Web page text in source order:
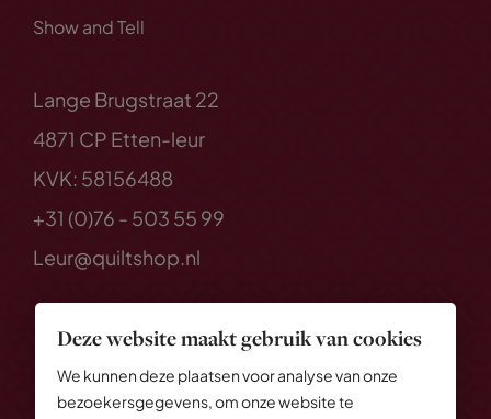
Deze website maakt gebruik van cookies
We kunnen deze plaatsen voor analyse van onze
bezoekersgegevens, om onze website te
Show and Tell
Lange Brugstraat 22
4871 CP Etten-leur
KVK: 58156488
+31 (0)76 - 503 55 99
Leur@quiltshop.nl